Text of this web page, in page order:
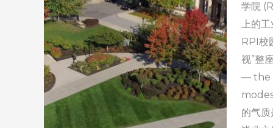
学院
上的
RPI校
视”整
— the
的气